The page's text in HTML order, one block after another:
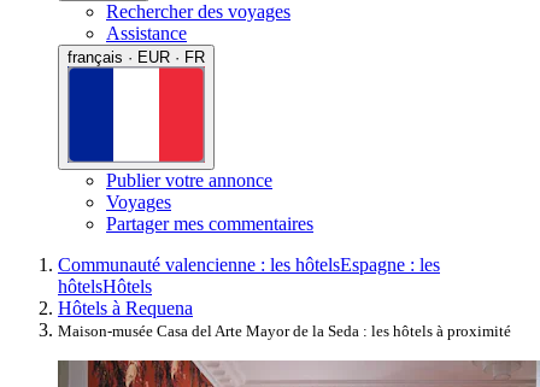
Rechercher des voyages
Assistance
français · EUR · FR
Publier votre annonce
Voyages
Partager mes commentaires
Communauté valencienne : les hôtelsEspagne : les
hôtelsHôtels
Hôtels à Requena
Maison-musée Casa del Arte Mayor de la Seda : les hôtels à proximité